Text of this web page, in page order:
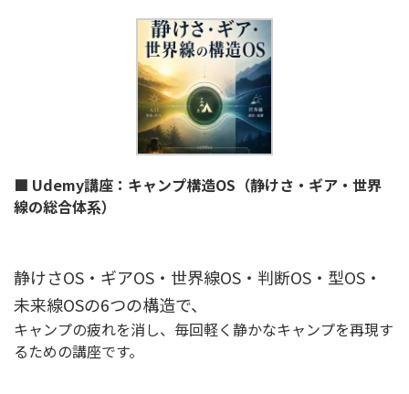
■ Udemy講座：キャンプ構造OS（静けさ・ギア・世界
線の総合体系）
静けさOS・ギアOS・世界線OS・判断OS・型OS・
未来線OSの6つの構造で、
キャンプの疲れを消し、毎回軽く静かなキャンプを再現す
るための講座です。